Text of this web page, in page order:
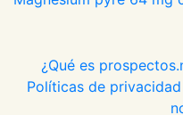
¿Qué es
Políticas de privacidad